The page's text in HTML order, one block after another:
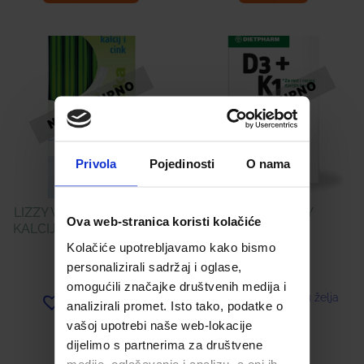
Privola Pojedinosti O nama
Ova web-stranica koristi kolačiće
Kolačiće upotrebljavamo kako bismo
personalizirali sadržaj i oglase,
omogućili značajke društvenih medija i
analizirali promet. Isto tako, podatke o
vašoj upotrebi naše web-lokacije
dijelimo s partnerima za društvene
LIZZY VITASIP VITAMIN C,
KALCIJ, CINK SLAMKE Á 7
2,92€
Dodaj u listu želja
Pročitaj više
D3 + K1 BABY
7,26
Dodaj u listu želja
Pročitaj više